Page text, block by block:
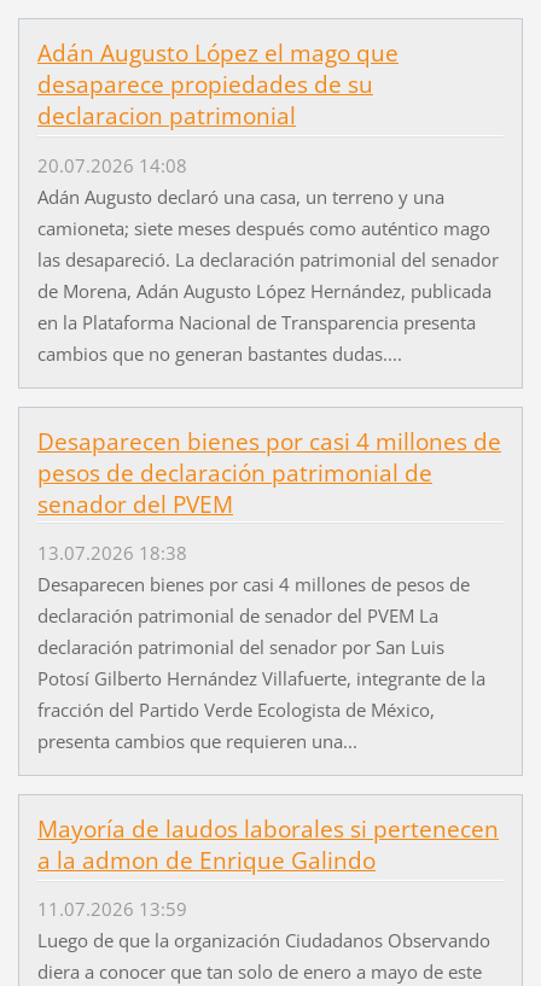
Adán Augusto López el mago que
desaparece propiedades de su
declaracion patrimonial
20.07.2026 14:08
Adán Augusto declaró una casa, un terreno y una
camioneta; siete meses después como auténtico mago
las desapareció. La declaración patrimonial del senador
de Morena, Adán Augusto López Hernández, publicada
en la Plataforma Nacional de Transparencia presenta
cambios que no generan bastantes dudas....
Desaparecen bienes por casi 4 millones de
pesos de declaración patrimonial de
senador del PVEM
13.07.2026 18:38
Desaparecen bienes por casi 4 millones de pesos de
declaración patrimonial de senador del PVEM La
declaración patrimonial del senador por San Luis
Potosí Gilberto Hernández Villafuerte, integrante de la
fracción del Partido Verde Ecologista de México,
presenta cambios que requieren una...
Mayoría de laudos laborales si pertenecen
a la admon de Enrique Galindo
11.07.2026 13:59
Luego de que la organización Ciudadanos Observando
diera a conocer que tan solo de enero a mayo de este